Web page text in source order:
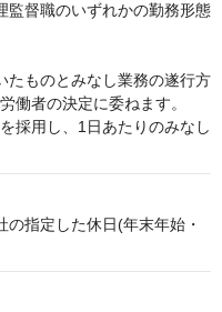
監督職のいずれかの勤務形態
たものとみなし業務の遂行方
働者の決定に委ねます。
採用し、1日あたりのみなし
指定した休日(年末年始・